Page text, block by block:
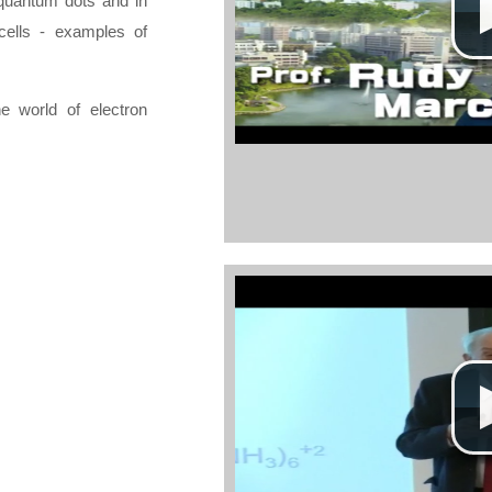
- examples of
world of electron